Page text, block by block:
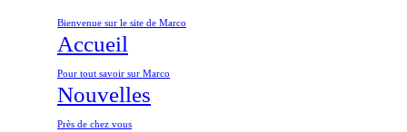
Bienvenue sur le site de Marco
Accueil
Pour tout savoir sur Marco
Nouvelles
Près de chez vous